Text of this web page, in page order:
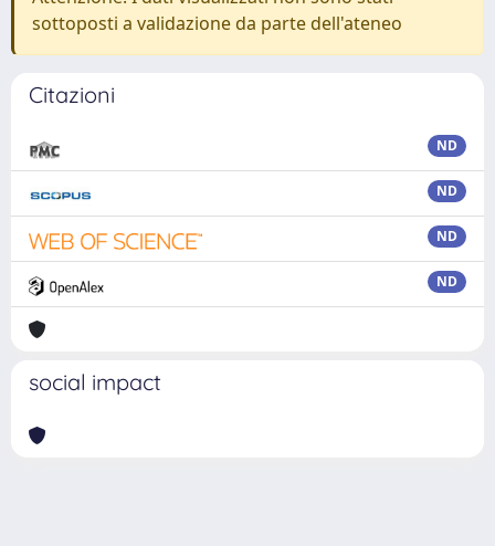
sottoposti a validazione da parte dell'ateneo
Citazioni
ND
ND
ND
ND
social impact